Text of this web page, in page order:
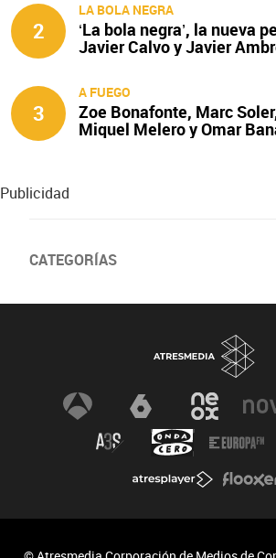
2
LA BOLA NEGRA
‘La bola negra’, la nueva
Javier Calvo y Javier
3
A FUEGO
Zoe Bonafonte, Marc
Miquel Melero y Omar
Publicidad
CATEGORÍAS